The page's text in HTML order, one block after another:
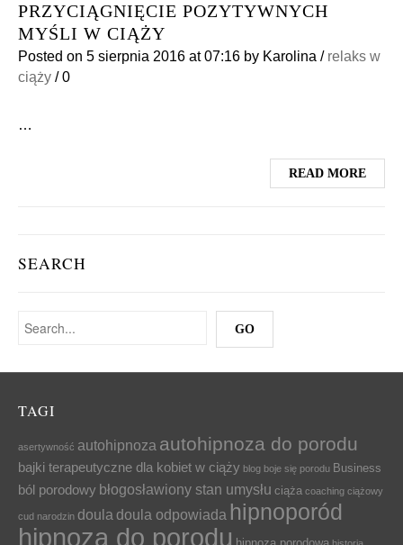
PRZYCIĄGNIĘCIE POZYTYWNYCH
MYŚLI W CIĄŻY
Posted on 5 sierpnia 2016 at 07:16 by Karolina / relaks w
ciąży /0
…
READ MORE
SEARCH
TAGI
asertywność autohipnoza autohipnoza do porodu
bajki terapeutyczne dla kobiet w ciąży blog boje się porodu Business
ból porodowy błogosławiony stan umysłu ciąża coaching ciążowy
cud narodzin doula doula odpowiada hipnoporód
hipnoza do porodu